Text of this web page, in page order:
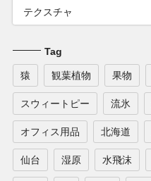
テクスチャ
Tag
猿 観葉植物 果物
スウィートピー 流氷
オフィス用品 北海道
仙台 湿原 水飛沫